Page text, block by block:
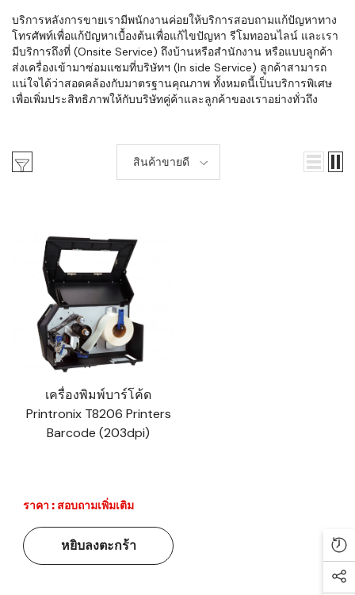
บริการหลังการขายเรามีพนักงานค่อยให้บริการสอบถามแก้ปัญหาทาง
โทรศัพท์เพื่อแก้ปัญหาเบื้องต้นเพื่อแก้ไขปัญหา รีโมทออนไลน์ และเรา
มีบริการถึงที่ (Onsite Service) ถึงบ้านหรือสำนักงาน หรือแบบลูกค้า
ส่งเครื่องเข้ามาซ่อมแซมที่บริษัทฯ (In side Service) ลูกค้าสามารถ
แน่ใจได้ว่าสอดคล้องกับมาตรฐานคุณภาพ ทั้งหมดนี้เป็นบริการพิเศษ
เพื่อเพิ่มประสิทธิภาพให้กับบริษัทคู่ค้าและลูกค้าของเราอย่างทั่วถึง
สินค้าขายดี
เครื่องพิมพ์บาร์โค้ด
Printronix T8206 Printers
Barcode (203dpi)
ราคา : สอบถามเพิ่มเติม
หยิบลงตะกร้า